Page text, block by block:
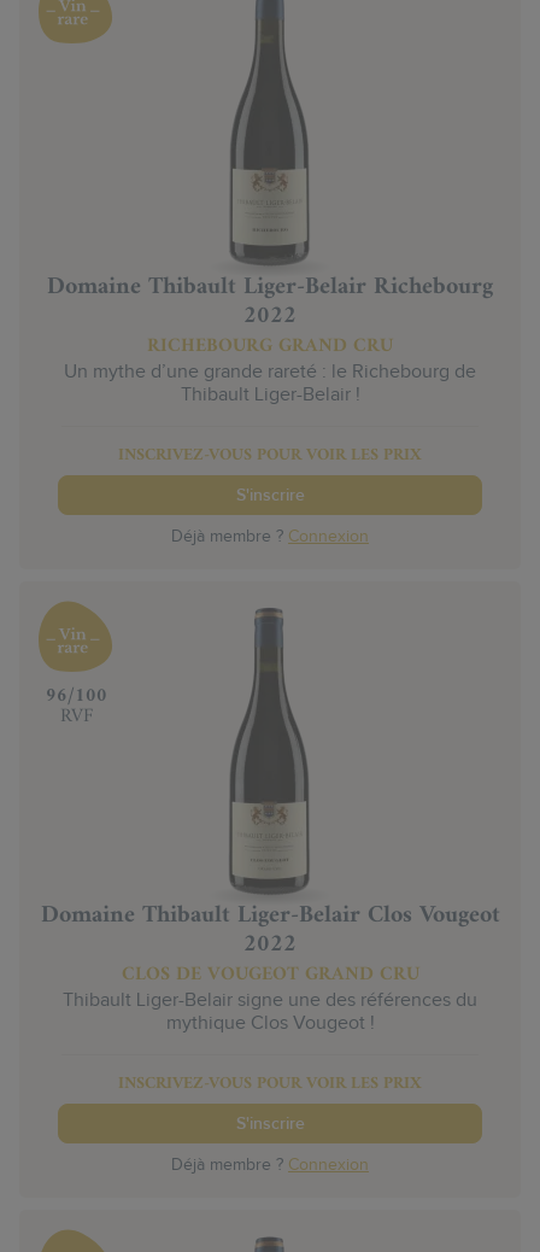
Domaine Thibault Liger-Belair Richebourg
2022
RICHEBOURG GRAND CRU
Un mythe d’une grande rareté : le Richebourg de
Thibault Liger-Belair !
INSCRIVEZ-VOUS POUR VOIR LES PRIX
S'inscrire
Déjà membre ? Connexion
‍96/100
RVF
Domaine Thibault Liger-Belair Clos Vougeot
2022
CLOS DE VOUGEOT GRAND CRU
Thibault Liger-Belair signe une des références du
mythique Clos Vougeot !
INSCRIVEZ-VOUS POUR VOIR LES PRIX
S'inscrire
Déjà membre ? Connexion